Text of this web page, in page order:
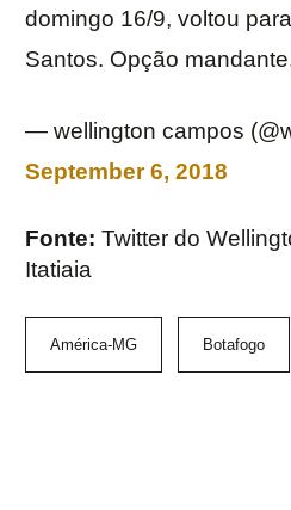
domingo 16/9, voltou
Santos. Opção
— wellington campos
September 6, 2018
Fonte: Twitter do
Itatiaia
América-MG Botafogo